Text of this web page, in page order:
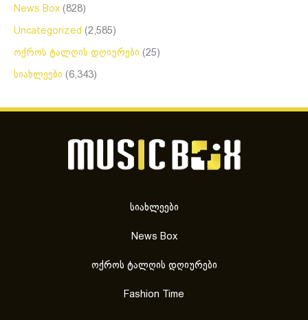
News Box (828)
Uncategorized (2,585)
ოქროს ტალღის დღიურები (25)
სიახლეები (6,343)
სიახლეები
News Box
ოქროს ტალღის დღიურები
Fashion Time